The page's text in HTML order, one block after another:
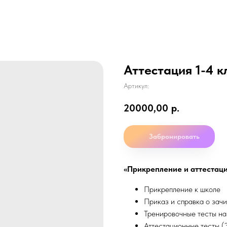
Аттестация 1-4
Артикул:
20000,00 р.
Забронировать
«Прикрепление и
Прикрепление к школе
Приказ и справка о
Тренировочные тесты